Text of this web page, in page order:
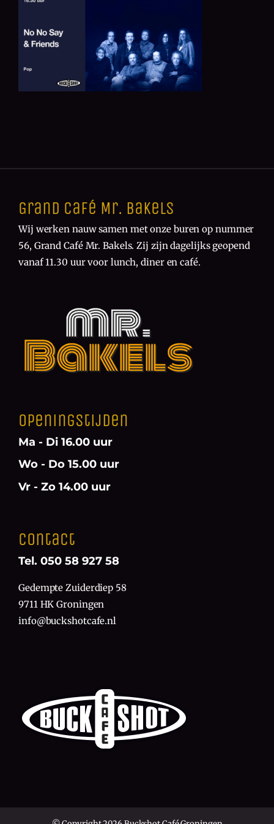
Grand Café Mr. Bakels
Wij werken nauw samen met onze buren op nummer
56, Grand Café Mr. Bakels. Zij zijn dagelijks geopend
vanaf 11.30 uur voor lunch, diner en café.
Openingstijden
Ma - Di 16.00 uur
Wo - Do 15.00 uur
Vr - Zo 14.00 uur
Contact
Tel. 050 58 927 58
Gedempte Zuiderdiep 58
9711 HK Groningen
info@buckshotcafe.nl